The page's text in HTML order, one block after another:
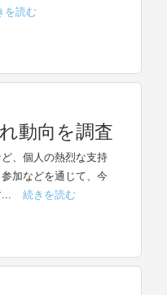
を読む
動向を調査
、個人の熱烈な支持
加などを通じて、今
続きを読む